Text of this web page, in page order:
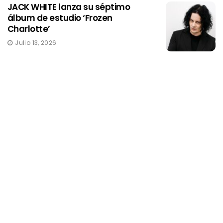
JACK WHITE lanza su séptimo
álbum de estudio ‘Frozen
Charlotte’
Julio 13, 2026